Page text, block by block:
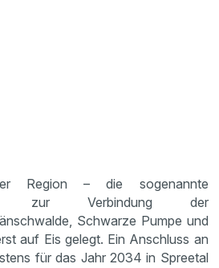
Region – die sogenannte
zur Verbindung der
Schwarze Pumpe und
auf Eis gelegt. Ein Anschluss an
für das Jahr 2034 in Spreetal